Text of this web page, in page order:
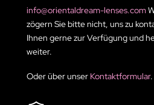
info@orientaldream-lenses.com
zögern Sie bitte nicht, uns zu
Ihnen gerne zur Verfügung und
weiter.
Oder über unser Kontaktformular.